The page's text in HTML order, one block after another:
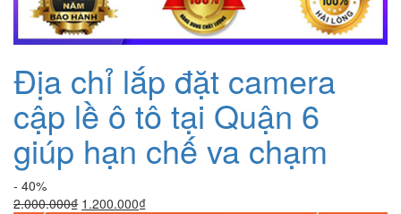
Địa chỉ lắp đặt camera
cập lề ô tô tại Quận 6
giúp hạn chế va chạm
- 40%
2.000.000₫ Giá
1.200.000₫Giá